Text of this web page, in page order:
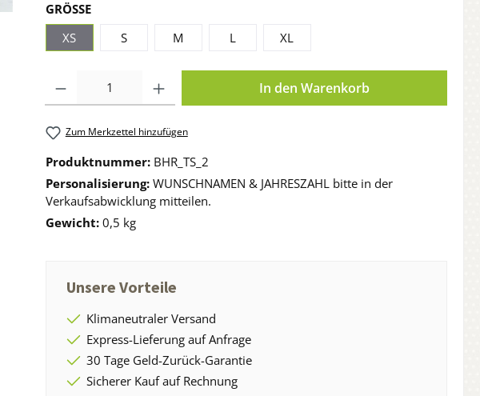
GRÖSSE
XS
S M L XL
In den Warenkorb
Zum Merkzettel hinzufügen
Produktnummer: BHR_TS_2
Personalisierung: WUNSCHNAMEN & JAHRESZAHL bitte in der
Verkaufsabwicklung mitteilen.
Gewicht: 0,5 kg
Unsere Vorteile
Klimaneutraler Versand
Express-Lieferung auf Anfrage
30 Tage Geld-Zurück-Garantie
Sicherer Kauf auf Rechnung